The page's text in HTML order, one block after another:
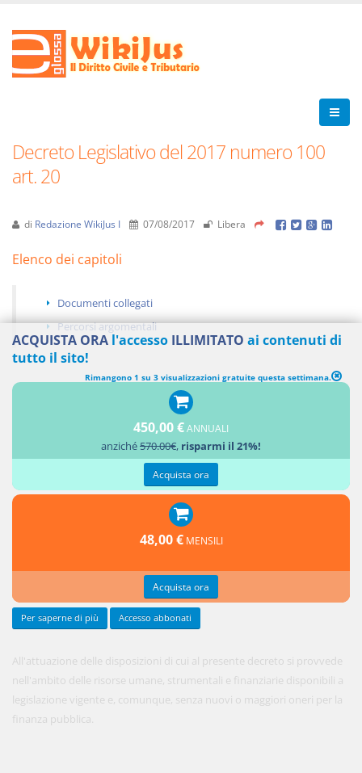
Decreto Legislativo del 2017 numero 100
art. 20
di Redazione WikiJus I 07/08/2017 Libera
Elenco dei capitoli
Documenti collegati
Percorsi argomentali
CLAUSOLA DI INVARIANZA FINANZIARIA
All'attuazione delle disposizioni di cui al presente decreto si provvede
nell'ambito delle risorse umane, strumentali e finanziarie disponibili a
legislazione vigente e, comunque, senza nuovi o maggiori oneri per la
finanza pubblica.
ACQUISTA ORA l'accesso ILLIMITATO ai contenuti di
tutto il sito!
Rimangono 1 su 3 visualizzazioni gratuite questa settimana.
450,00 €ANNUALI
anziché570.00€, risparmi il 21%!
Acquista ora
48,00 € MENSILI
Acquista ora
Per saperne di più Accesso abbonati